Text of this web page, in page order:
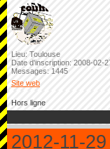
Lieu: Toulouse
Date d'inscription: 2008-02-
Messages: 1445
Site web
Hors ligne
2012-11-